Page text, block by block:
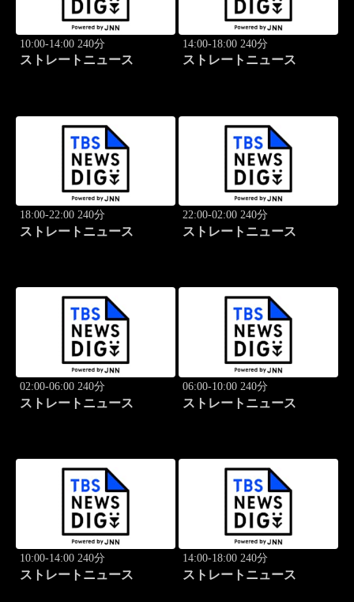
10:00-14:00 240分
ストレートニュース
14:00-18:00 240分
ストレートニュース
18:00-22:00 240分
ストレートニュース
22:00-02:00 240分
ストレートニュース
02:00-06:00 240分
ストレートニュース
06:00-10:00 240分
ストレートニュース
10:00-14:00 240分
ストレートニュース
14:00-18:00 240分
ストレートニュース